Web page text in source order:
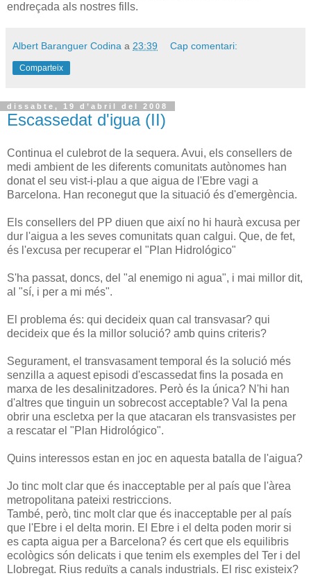
endreçada als nostres fills.
Albert Baranguer Codina a 23:39 Cap comentari:
Comparteix
dissabte, 19 d’abril del 2008
Escassedat d'igua (II)
Continua el culebrot de la sequera. Avui, els consellers de
medi ambient de les diferents comunitats autònomes han
donat el seu vist-i-plau a que aigua de l'Ebre vagi a
Barcelona. Han reconegut que la situació és d'emergència.
Els consellers del PP diuen que així no hi haurà excusa per
dur l'aigua a les seves comunitats quan calgui. Que, de fet,
és l'excusa per recuperar el "Plan Hidrológico"
S'ha passat, doncs, del "al enemigo ni agua", i mai millor dit,
al "sí, i per a mi més".
El problema és: qui decideix quan cal transvasar? qui
decideix que és la millor solució? amb quins criteris?
Segurament, el transvasament temporal és la solució més
senzilla a aquest episodi d'escassedat fins la posada en
marxa de les desalinitzadores. Però és la única? N'hi han
d'altres que tinguin un sobrecost acceptable? Val la pena
obrir una escletxa per la que atacaran els transvasistes per
a rescatar el "Plan Hidrológico".
Quins interessos estan en joc en aquesta batalla de l'aigua?
Jo tinc molt clar que és inacceptable per al país que l'àrea
metropolitana pateixi restriccions.
També, però, tinc molt clar que és inacceptable per al país
que l'Ebre i el delta morin. El Ebre i el delta poden morir si
es capta aigua per a Barcelona? és cert que els equilibris
ecològics són delicats i que tenim els exemples del Ter i del
Llobregat. Rius reduïts a canals industrials. El risc existeix?